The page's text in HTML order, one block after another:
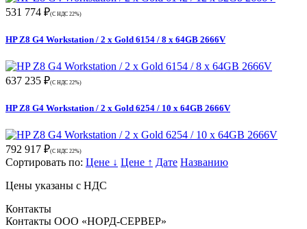
531 774 ₽(С НДС 22%)
HP Z8 G4 Workstation / 2 x Gold 6154 / 8 x 64GB 2666V
637 235 ₽(С НДС 22%)
HP Z8 G4 Workstation / 2 x Gold 6254 / 10 x 64GB 2666V
792 917 ₽(С НДС 22%)
Сортировать по: Цене ↓ Цене ↑ Дате Названию
Цены указаны с НДС
Контакты
Контакты ООО «НОРД-СЕРВЕР»